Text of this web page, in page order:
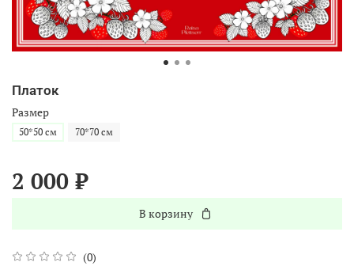
Платок
(0)
Размер
50*50 см 70*70 см
2 000 ₽
В корзину